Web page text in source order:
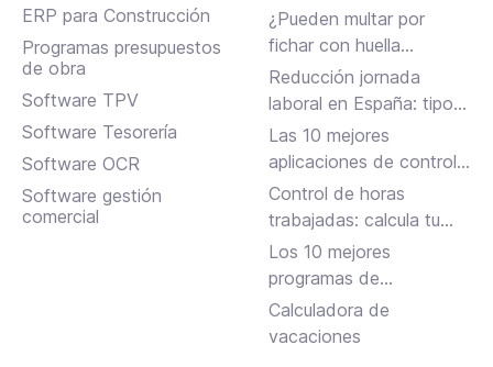
ERP para Construcción
Programas presupuestos
de obra
Software TPV
Software Tesorería
Software OCR
Software gestión
comercial
en Assistant, albaranes
en Inbox y más
¿Pueden multar por
fichar con huella
dactilar?
Reducción jornada
laboral en España: tipos,
requisitos y cómo
solicitarla
Las 10 mejores
aplicaciones de control
horario para fichar en el
trabajo
Control de horas
trabajadas: calcula tu
jornada laboral
Los 10 mejores
programas de
facturación gratuitos y
de pago
Calculadora de
vacaciones